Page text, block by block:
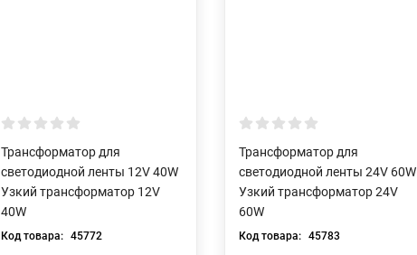
Трансформатор для
светодиодной ленты 12V 40W
Узкий трансформатор 12V
40W
Код товара: 45772
Трансформатор для
светодиодной ленты 24V 60W
Узкий трансформатор 24V
60W
Код товара: 45783